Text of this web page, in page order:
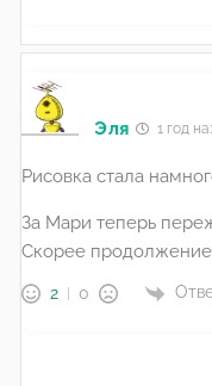
Эля 1 год
Рисовка стала
За Мари теперь
Скорее
2 0